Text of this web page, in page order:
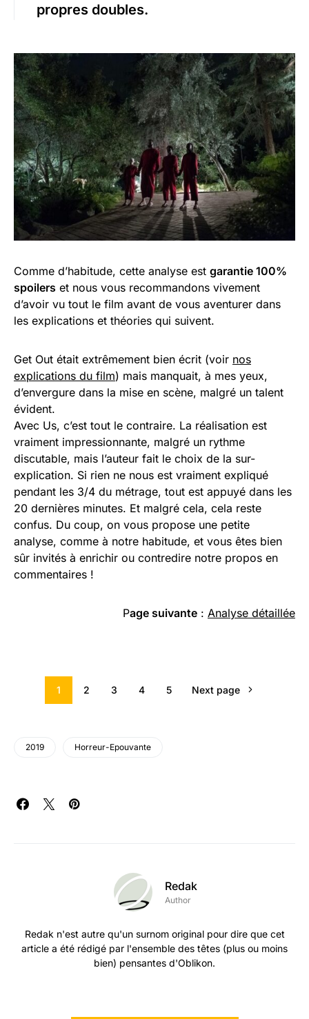
propres doubles.
Comme d’habitude, cette analyse est garantie 100%
spoilers et nous vous recommandons vivement
d’avoir vu tout le film avant de vous aventurer dans
les explications et théories qui suivent.
Get Out était extrêmement bien écrit (voir nos
explications du film) mais manquait, à mes yeux,
d’envergure dans la mise en scène, malgré un talent
évident.
Avec Us, c’est tout le contraire. La réalisation est
vraiment impressionnante, malgré un rythme
discutable, mais l’auteur fait le choix de la sur-
explication. Si rien ne nous est vraiment expliqué
pendant les 3/4 du métrage, tout est appuyé dans les
20 dernières minutes. Et malgré cela, cela reste
confus. Du coup, on vous propose une petite
analyse, comme à notre habitude, et vous êtes bien
sûr invités à enrichir ou contredire notre propos en
commentaires !
Page suivante : Analyse détaillée
1 2 3 4 5 Next page
2019 Horreur-Epouvante
Redak
Author
Redak n'est autre qu'un surnom original pour dire que cet
article a été rédigé par l'ensemble des têtes (plus ou moins
bien) pensantes d'Oblikon.